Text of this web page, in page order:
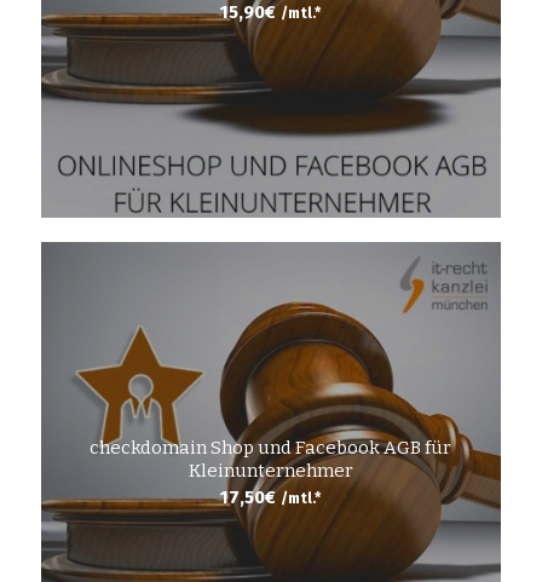
15,90€ /mtl.*
checkdomain Shop und Facebook AGB für
Kleinunternehmer
17,50€ /mtl.*